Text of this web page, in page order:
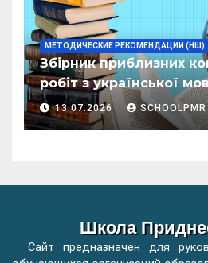
МЕТОДИЧЕСКИЕ РЕКОМЕНДАЦИИ (НШ)
Збірник приблизних
робіт з української
початкових класів
загальної освіти
13.07.2026 SCHOOLPMR
Школа
Сайт предназначен для